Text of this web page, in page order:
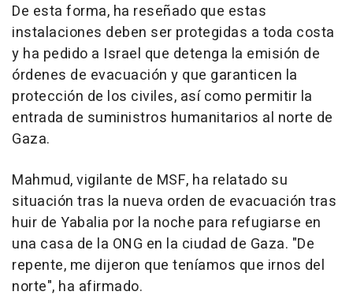
De esta forma, ha reseñado que estas
instalaciones deben ser protegidas a toda costa
y ha pedido a Israel que detenga la emisión de
órdenes de evacuación y que garanticen la
protección de los civiles, así como permitir la
entrada de suministros humanitarios al norte de
Gaza.
Mahmud, vigilante de MSF, ha relatado su
situación tras la nueva orden de evacuación tras
huir de Yabalia por la noche para refugiarse en
una casa de la ONG en la ciudad de Gaza. "De
repente, me dijeron que teníamos que irnos del
norte", ha afirmado.